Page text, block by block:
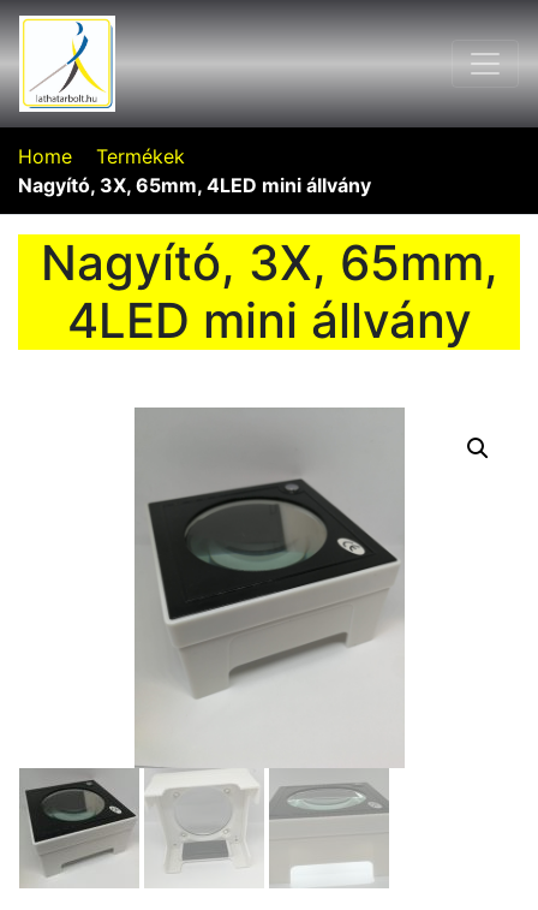
Home
Termékek
Nagyító, 3X, 65mm, 4LED mini állvány
Nagyító, 3X, 65mm,
4LED mini állvány